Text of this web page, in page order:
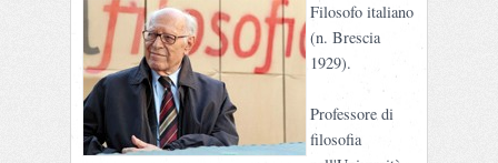
Filosofo italiano
(n. Brescia
1929).
Professore di
filosofia